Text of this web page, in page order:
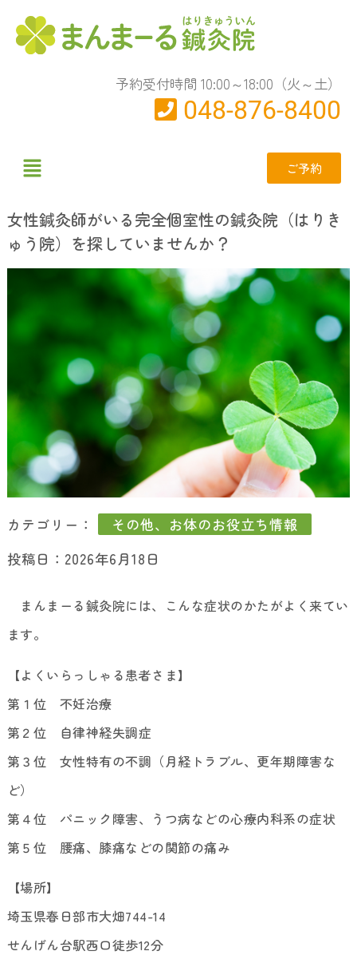
予約受付時間 10:00～18:00（火～土）
048-876-8400
ご予約
女性鍼灸師がいる完全個室性の鍼灸院（はりき
ゅう院）を探していませんか？
カテゴリー：
その他、お体のお役立ち情報
投稿日：2026年6月18日
まんまーる鍼灸院には、こんな症状のかたがよく来てい
ます。
【よくいらっしゃる患者さま】
第１位 不妊治療
第２位 自律神経失調症
第３位 女性特有の不調（月経トラブル、更年期障害な
ど）
第４位 パニック障害、うつ病などの心療内科系の症状
第５位 腰痛、膝痛などの関節の痛み
【場所】
埼玉県春日部市大畑744-14
せんげん台駅西口徒歩12分